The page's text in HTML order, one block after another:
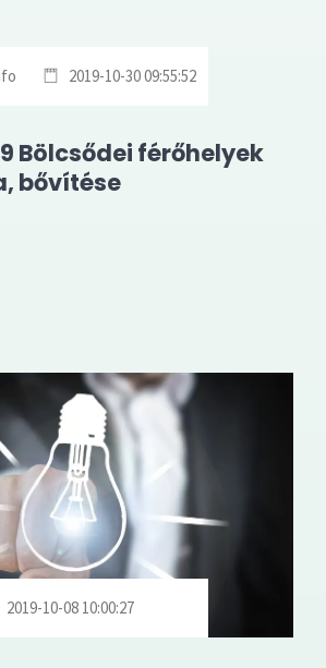
2019-10-30 09:55:52
Bölcsődei férőhelyek
bővítése
2019-10-08 10:00:27